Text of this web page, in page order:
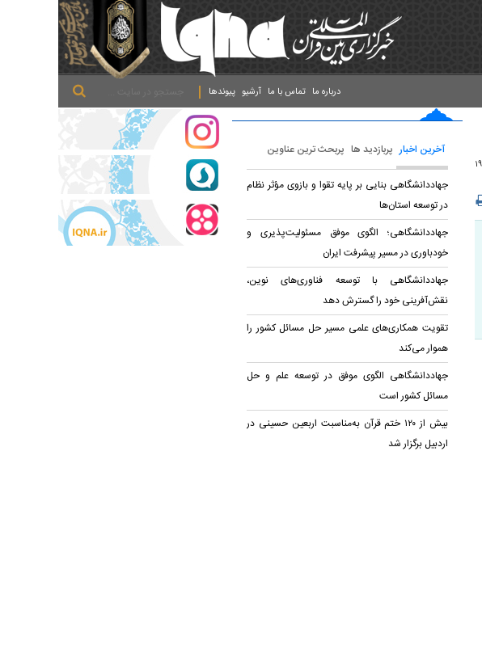
پیوندها آرشیو تماس با ما درباره ما
آخرین اخبار پربازدید ها پربحث ترین عناوین
جهاددانشگاهی بنایی بر پایه تقوا و بازوی مؤثر نظام
در توسعه استان‌ها
جهاددانشگاهی؛ الگوی موفق مسئولیت‌پذیری و
خودباوری در مسیر پیشرفت ایران
جهاددانشگاهی با توسعه فناوری‌های نوین،
نقش‌آفرینی خود را گسترش دهد
تقویت همکاری‌های علمی مسیر حل مسائل کشور را
هموار می‌کند
جهاددانشگاهی الگوی موفق در توسعه علم و حل
مسائل کشور است
بیش از ۱۲۰ ختم قرآن به‌مناسبت اربعین حسینی در
اردبیل برگزار شد